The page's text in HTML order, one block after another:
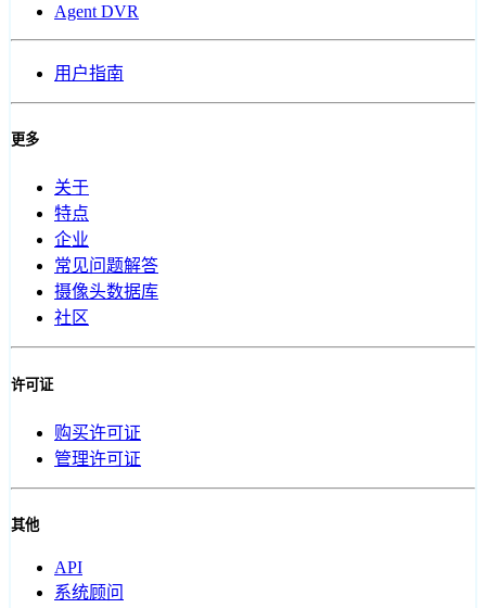
Agent DVR
用户指南
更多
关于
特点
企业
常见问题解答
摄像头数据库
社区
许可证
购买许可证
管理许可证
其他
API
系统顾问